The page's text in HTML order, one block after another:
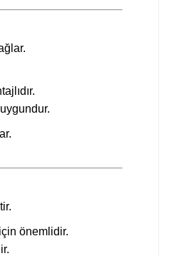
önemlidir.